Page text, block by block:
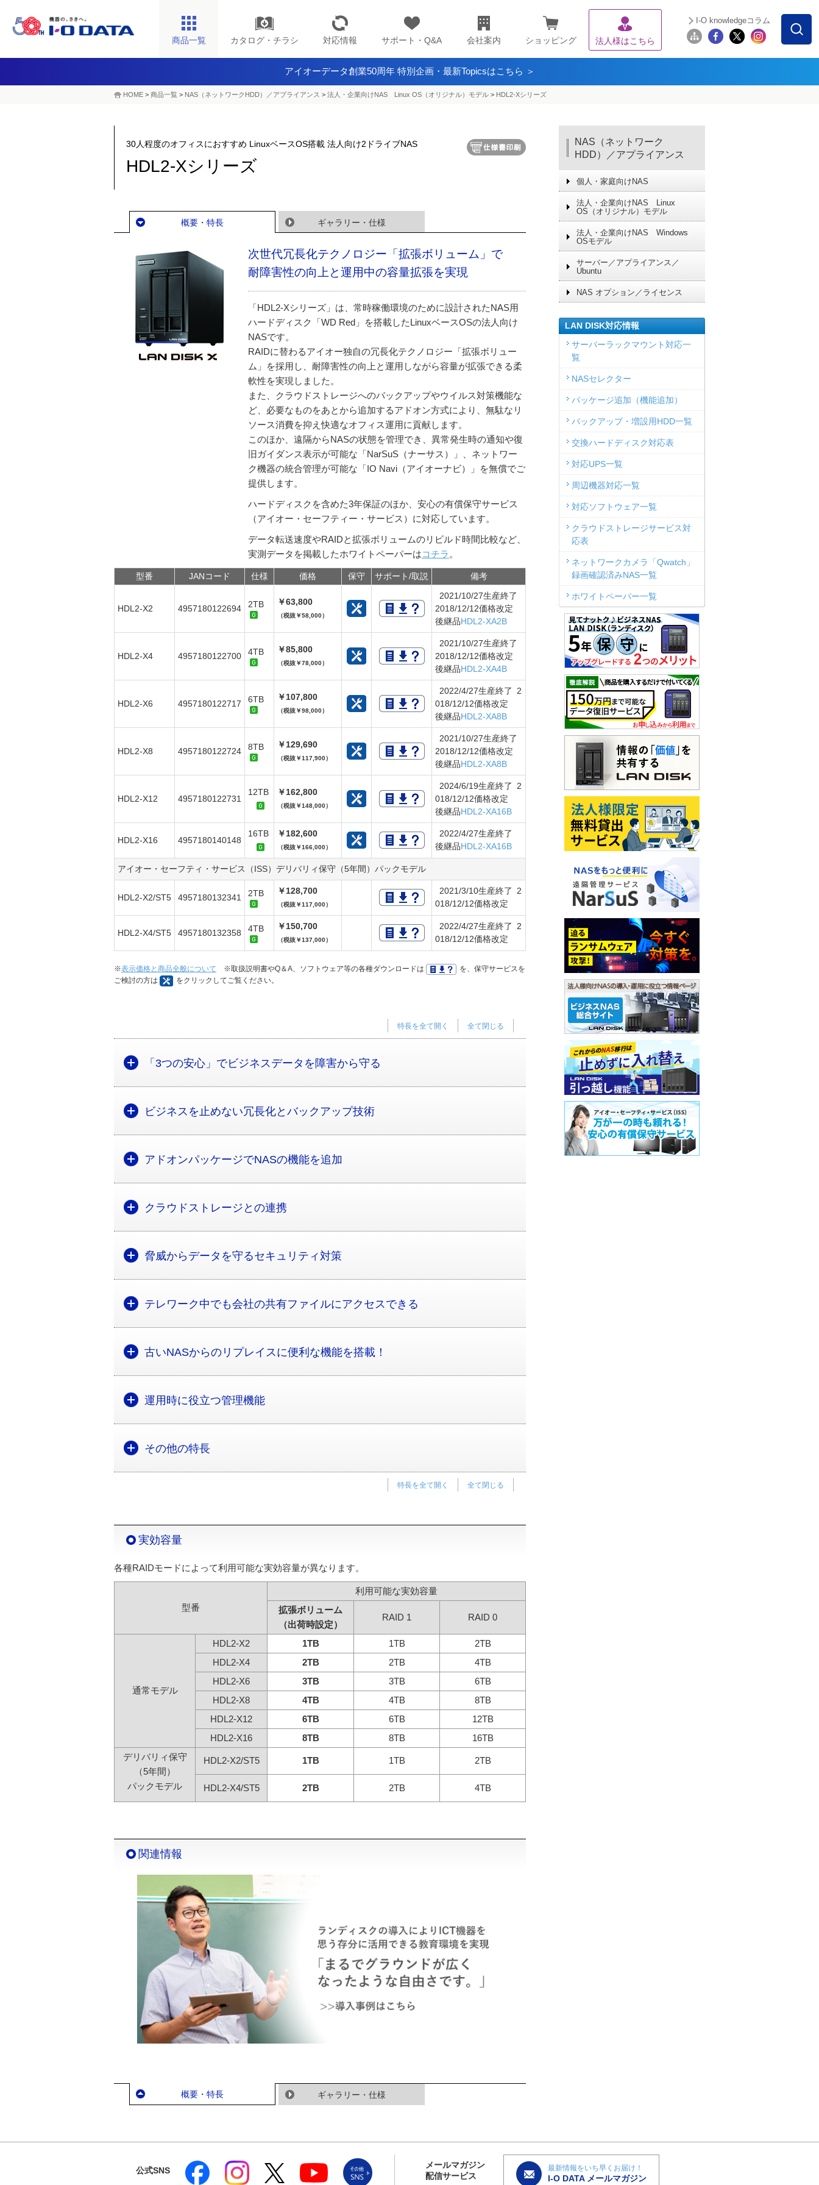
商品一覧 カタログ・チラシ 対応情報 サポート・Q&A 会社案内 ショッピング 法人様はこちら
I-O knowledgeコラム
アイオーデータ創業50周年 特別企画・最新Topicsはこちら ＞
HOME > 商品一覧 > NAS（ネットワークHDD）／アプライアンス​ > 法人・企業向けNAS Linux OS（オリジナル）モデル > HDL2-Xシリーズ
30人程度のオフィスにおすすめ LinuxベースOS搭載 法人向け2ドライブNAS
HDL2-Xシリーズ
概要・特長 ギャラリー・仕様
次世代冗長化テクノロジー「拡張ボリューム」で
耐障害性の向上と運用中の容量拡張を実現
「HDL2-Xシリーズ」は、常時稼働環境のために設計されたNAS用
ハードディスク「WD Red」を搭載したLinuxベースOSの法人向け
NASです。
RAIDに替わるアイオー独自の冗長化テクノロジー「拡張ボリュー
ム」を採用し、耐障害性の向上と運用しながら容量が拡張できる柔
軟性を実現しました。
また、クラウドストレージへのバックアップやウイルス対策機能な
ど、必要なものをあとから追加するアドオン方式により、無駄なリ
ソース消費を抑え快適なオフィス運用に貢献します。
このほか、遠隔からNASの状態を管理でき、異常発生時の通知や復
旧ガイダンス表示が可能な「NarSuS（ナーサス）」、ネットワー
ク機器の統合管理が可能な「IO Navi（アイオーナビ）」を無償でご
提供します。
ハードディスクを含めた3年保証のほか、安心の有償保守サービス
（アイオー・セーフティー・サービス）に対応しています。
データ転送速度やRAIDと拡張ボリュームのリビルド時間比較など、
実測データを掲載したホワイトペーパーはコチラ 。
型番 JANコード 仕様 価格 保守 サポート/取説 備考
HDL2-X2 4957180122694 2TB ￥63,800
（税抜￥58,000）
2021/10/27生産終了
2018/12/12価格改定
後継品HDL2-XA2B
HDL2-X4 4957180122700 4TB ￥85,800
（税抜￥78,000）
2021/10/27生産終了
2018/12/12価格改定
後継品HDL2-XA4B
HDL2-X6 4957180122717 6TB ￥107,800
（税抜￥98,000）
2022/4/27生産終了 2
018/12/12価格改定
後継品HDL2-XA8B
HDL2-X8 4957180122724 8TB ￥129,690
（税抜￥117,900）
2021/10/27生産終了
2018/12/12価格改定
後継品HDL2-XA8B
HDL2-X12 4957180122731
12TB ￥162,800
（税抜￥148,000）
2024/6/19生産終了 2
018/12/12価格改定
後継品HDL2-XA16B
HDL2-X16 4957180140148
16TB ￥182,600
（税抜￥166,000）
2022/4/27生産終了
後継品HDL2-XA16B
アイオー・セーフティ・サービス（ISS）デリバリィ保守（5年間）パックモデル
HDL2-X2/ST5 4957180132341 2TB ￥128,700
（税抜￥117,000）
2021/3/10生産終了 2
018/12/12価格改定
HDL2-X4/ST5 4957180132358 4TB ￥150,700
（税抜￥137,000）
2022/4/27生産終了 2
018/12/12価格改定
※表示価格と商品全般について ※取扱説明書やQ＆A、ソフトウェア等の各種ダウンロードは
を、保守サービスを
ご検討の方は
をクリックしてご覧ください。
全て閉じる
特長を全て開く
「3つの安心」でビジネスデータを障害から守る
ビジネスを止めない冗長化とバックアップ技術
アドオンパッケージでNASの機能を追加
クラウドストレージとの連携
脅威からデータを守るセキュリティ対策
テレワーク中でも会社の共有ファイルにアクセスできる
古いNASからのリプレイスに便利な機能を搭載！
運用時に役立つ管理機能
その他の特長
全て閉じる
特長を全て開く
実効容量
各種RAIDモードによって利用可能な実効容量が異なります。
型番
利用可能な実効容量
拡張ボリューム
（出荷時設定）
RAID 1 RAID 0
通常モデル
HDL2-X2 1TB 1TB
2TB
HDL2-X4
2TB 2TB
4TB
HDL2-X6
3TB 3TB
6TB
HDL2-X8
4TB 4TB
8TB
HDL2-X12
6TB 6TB
12TB
HDL2-X16
8TB 8TB
16TB
デリバリィ保守
（5年間）
パックモデル
HDL2-X2/ST5 1TB 1TB 2TB
HDL2-X4/ST5 2TB 2TB 4TB
関連情報
概要・特長 ギャラリー・仕様
NAS（ネットワーク
HDD）／アプライアンス
個人・家庭向けNAS
法人・企業向けNAS Linux
OS（オリジナル）モデル
法人・企業向けNAS Windows
OSモデル
サーバー／アプライアンス／
Ubuntu
NAS オプション／ライセンス
LAN DISK対応情報
サーバーラックマウント対応一
覧
NASセレクター
パッケージ追加（機能追加）
バックアップ・増設用HDD一覧
交換ハードディスク対応表
対応UPS一覧
周辺機器対応一覧
対応ソフトウェア一覧
クラウドストレージサービス対
応表
ネットワークカメラ「Qwatch」
録画確認済みNAS一覧
ホワイトペーパー一覧
公式SNS
メールマガジン
配信サービス
最新情報をいち早くお届け！
I-O DATA メールマガジン